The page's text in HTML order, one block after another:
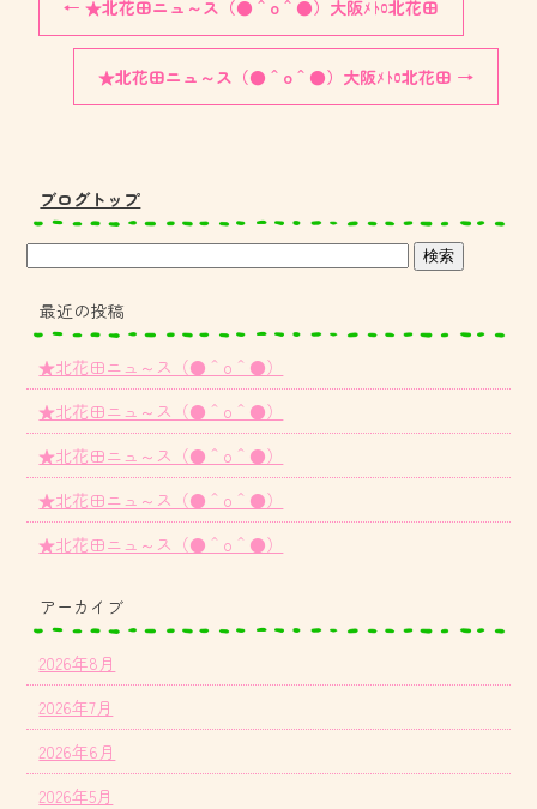
← ★北花田ニュ～ス（●＾o＾●）大阪ﾒﾄﾛ北花田
★北花田ニュ～ス（●＾o＾●）大阪ﾒﾄﾛ北花田 →
ブログトップ
最近の投稿
★北花田ニュ～ス（●＾o＾●）
★北花田ニュ～ス（●＾o＾●）
★北花田ニュ～ス（●＾o＾●）
★北花田ニュ～ス（●＾o＾●）
★北花田ニュ～ス（●＾o＾●）
アーカイブ
2026年8月
2026年7月
2026年6月
2026年5月